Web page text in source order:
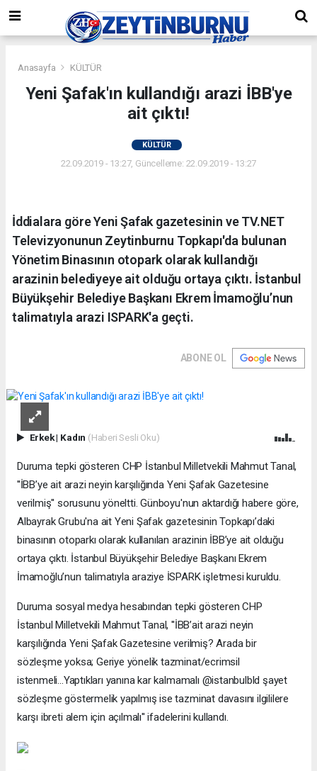
Anasayfa KÜLTÜR
Yeni Şafak'ın kullandığı arazi İBB'ye
ait çıktı!
KÜLTÜR
22.09.2019 - 13:27, Güncelleme: 22.09.2019 - 13:27
İddialara göre Yeni Şafak gazetesinin ve TV.NET
Televizyonunun Zeytinburnu Topkapı'da bulunan
Yönetim Binasının otopark olarak kullandığı
arazinin belediyeye ait olduğu ortaya çıktı. İstanbul
Büyükşehir Belediye Başkanı Ekrem İmamoğlu’nun
talimatıyla arazi ISPARK'a geçti.
ABONE OL
Erkek| Kadın (Haberi Sesli Oku)
Duruma tepki gösteren CHP İstanbul Milletvekili Mahmut Tanal,
''İBB’ye ait arazi neyin karşılığında Yeni Şafak Gazetesine
verilmiş'' sorusunu yöneltti. Günboyu'nun aktardığı habere göre,
Albayrak Grubu'na ait Yeni Şafak gazetesinin Topkapı’daki
binasının otoparkı olarak kullanılan arazinin İBB’ye ait olduğu
ortaya çıktı. İstanbul Büyükşehir Belediye Başkanı Ekrem
İmamoğlu’nun talimatıyla araziye İSPARK işletmesi kuruldu.
Duruma sosyal medya hesabından tepki gösteren CHP
İstanbul Milletvekili Mahmut Tanal, ''İBB’ait arazi neyin
karşılığında Yeni Şafak Gazetesine verilmiş? Arada bir
sözleşme yoksa; Geriye yönelik tazminat/ecrimsil
istenmeli...Yaptıkları yanına kar kalmamalı @istanbulbld şayet
sözleşme göstermelik yapılmış ise tazminat davasını ilgililere
karşı ibreti alem için açılmalı'' ifadelerini kullandı.